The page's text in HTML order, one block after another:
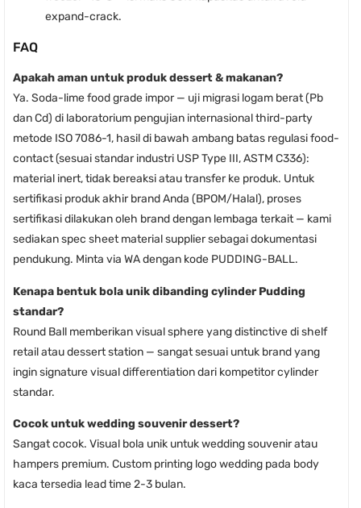
expand-crack.
FAQ
Apakah aman untuk produk dessert & makanan?
Ya. Soda-lime food grade impor — uji migrasi logam berat (Pb
dan Cd) di laboratorium pengujian internasional third-party
metode ISO 7086-1, hasil di bawah ambang batas regulasi food-
contact (sesuai standar industri USP Type III, ASTM C336):
material inert, tidak bereaksi atau transfer ke produk. Untuk
sertifikasi produk akhir brand Anda (BPOM/Halal), proses
sertifikasi dilakukan oleh brand dengan lembaga terkait — kami
sediakan spec sheet material supplier sebagai dokumentasi
pendukung. Minta via WA dengan kode PUDDING-BALL.
Kenapa bentuk bola unik dibanding cylinder Pudding
standar?
Round Ball memberikan visual sphere yang distinctive di shelf
retail atau dessert station — sangat sesuai untuk brand yang
ingin signature visual differentiation dari kompetitor cylinder
standar.
Cocok untuk wedding souvenir dessert?
Sangat cocok. Visual bola unik untuk wedding souvenir atau
hampers premium. Custom printing logo wedding pada body
kaca tersedia lead time 2-3 bulan.